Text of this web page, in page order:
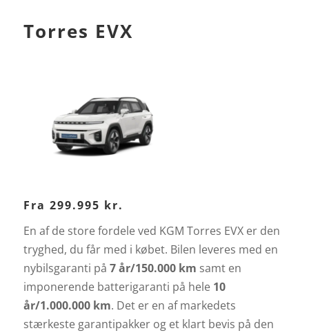
Torres EVX
Fra 299.995 kr.
En af de store fordele ved KGM Torres EVX er den
tryghed, du får med i købet. Bilen leveres med en
nybilsgaranti på 7 år/150.000 km samt en
imponerende batterigaranti på hele 10
år/1.000.000 km. Det er en af markedets
stærkeste garantipakker og et klart bevis på den